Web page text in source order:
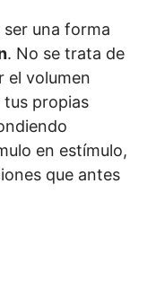
ser una forma
. No se trata de
el volumen
propias
en estímulo,
que antes